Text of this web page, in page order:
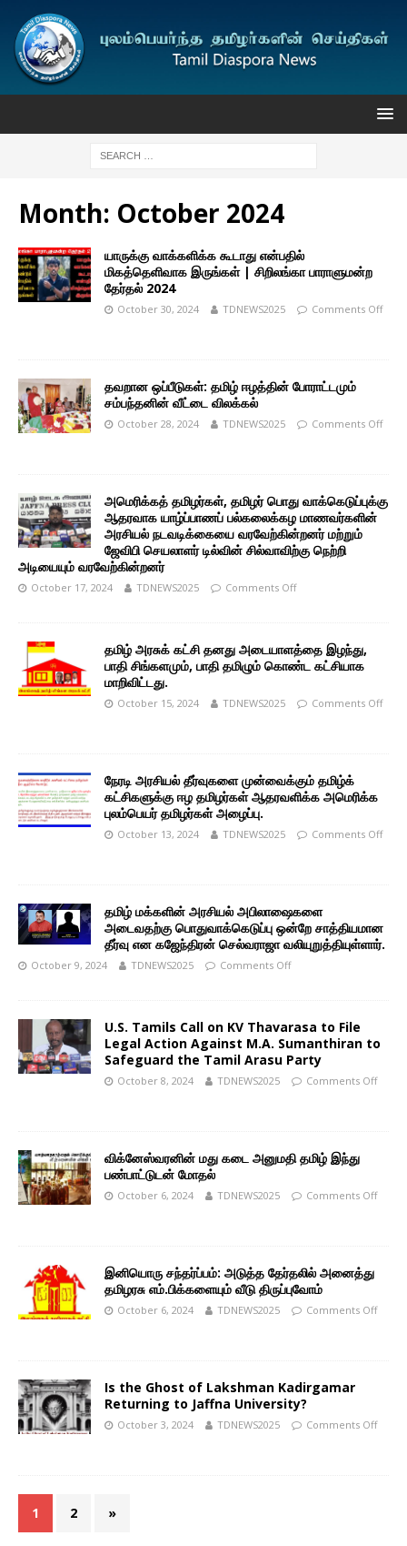
Month: October 2024
யாருக்கு வாக்களிக்க கூடாது என்பதில்
மிகத்தெளிவாக இருங்கள் | சிறிலங்கா பாராளுமன்ற
தேர்தல் 2024
October 30, 2024 TDNEWS2025 Comments Off
தவறான ஒப்பீடுகள்: தமிழ் ஈழத்தின் போராட்டமும்
சம்பந்தனின் வீட்டை விலக்கல்
October 28, 2024 TDNEWS2025 Comments Off
அமெரிக்கத் தமிழர்கள், தமிழர் பொது வாக்கெடுப்புக்கு
ஆதரவாக யாழ்ப்பாணப் பல்கலைக்கழ மாணவர்களின்
அரசியல் நடவடிக்கையை வரவேற்கின்றனர் மற்றும்
ஜேவிபி செயலாளர் டில்வின் சில்வாவிற்கு நெற்றி
அடியையும் வரவேற்கின்றனர்
October 17, 2024 TDNEWS2025 Comments Off
தமிழ் அரசுக் கட்சி தனது அடையாளத்தை இழந்து,
பாதி சிங்களமும், பாதி தமிழும் கொண்ட கட்சியாக
மாறிவிட்டது.
October 15, 2024 TDNEWS2025 Comments Off
நேரடி அரசியல் தீர்வுகளை முன்வைக்கும் தமிழ்க்
கட்சிகளுக்கு ஈழ தமிழர்கள் ஆதரவளிக்க அமெரிக்க
புலம்பெயர் தமிழர்கள் அழைப்பு.
October 13, 2024 TDNEWS2025 Comments Off
தமிழ் மக்களின் அரசியல் அபிலாஷைகளை
அடைவதற்கு பொதுவாக்கெடுப்பு ஒன்றே சாத்தியமான
தீர்வு என கஜேந்திரன் செல்வராஜா வலியுறுத்தியுள்ளார்.
October 9, 2024 TDNEWS2025 Comments Off
U.S. Tamils Call on KV Thavarasa to File
Legal Action Against M.A. Sumanthiran to
Safeguard the Tamil Arasu Party
October 8, 2024 TDNEWS2025 Comments Off
விக்னேஸ்வரனின் மது கடை அனுமதி தமிழ் இந்து
பண்பாட்டுடன் மோதல்
October 6, 2024 TDNEWS2025 Comments Off
இனியொரு சந்தர்ப்பம்: அடுத்த தேர்தலில் அனைத்து
தமிழரசு எம்.பிக்களையும் வீடு திருப்புவோம்
October 6, 2024 TDNEWS2025 Comments Off
Is the Ghost of Lakshman Kadirgamar
Returning to Jaffna University?
October 3, 2024 TDNEWS2025 Comments Off
1 2 »